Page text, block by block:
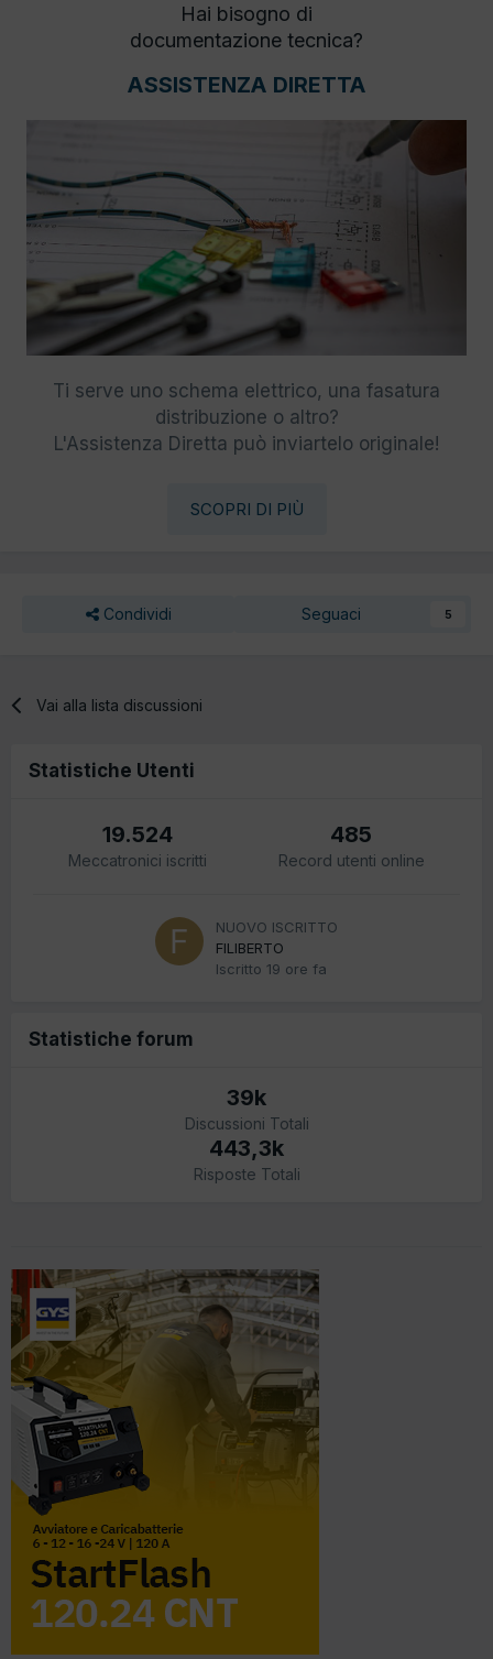
Hai bisogno di
documentazione tecnica?
ASSISTENZA DIRETTA
Ti serve uno schema elettrico, una fasatura
distribuzione o altro?
L'Assistenza Diretta può inviartelo originale!
SCOPRI DI PIÙ
Condividi Seguaci 5
Vai alla lista discussioni
Statistiche Utenti
19.524
Meccatronici iscritti
485
Record utenti online
NUOVO ISCRITTO
FILIBERTO
Iscritto 19 ore fa
Statistiche forum
39k
Discussioni Totali
443,3k
Risposte Totali